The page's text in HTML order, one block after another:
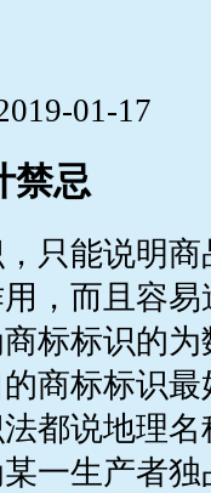
01-17
禁忌
只能说明
，而且容
标标识的
商标标识
都说地理
一生产者